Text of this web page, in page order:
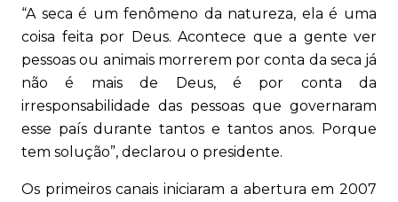
“A seca é um fenômeno da natureza, ela é uma
coisa feita por Deus. Acontece que a gente ver
pessoas ou animais morrerem por conta da seca já
não é mais de Deus, é por conta da
irresponsabilidade das pessoas que governaram
esse país durante tantos e tantos anos. Porque
tem solução”, declarou o presidente.
Os primeiros canais iniciaram a abertura em 2007